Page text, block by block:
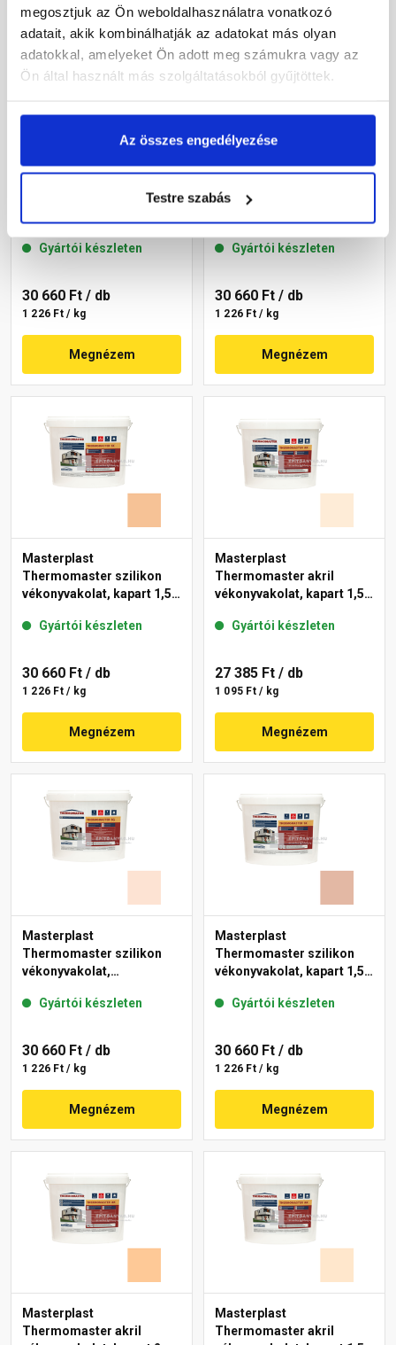
megosztjuk az Ön weboldalhasználatra vonatkozó
adatait, akik kombinálhatják az adatokat más olyan
adatokkal, amelyeket Ön adott meg számukra vagy az
Ön által használt más szolgáltatásokból gyűjtöttek.
Az összes engedélyezése
Testre szabás
Thermomaster szilikon
mm 64-C 25 kg
Gyártói készleten
30 660 Ft / db
1 226 Ft / kg
Megnézem
Thermomaster szilikon
mm 19-F 25 kg
Gyártói készleten
30 660 Ft / db
1 226 Ft / kg
Megnézem
Masterplast
Thermomaster szilikon
vékonyvakolat, kapart 1,5
Gyártói készleten
30 660 Ft / db
1 226 Ft / kg
Megnézem
Masterplast
Thermomaster akril
vékonyvakolat, kapart 1,5
Gyártói készleten
27 385 Ft / db
1 095 Ft / kg
Megnézem
Masterplast
Thermomaster szilikon
vékonyvakolat,
15-F 25 kg
Gyártói készleten
30 660 Ft / db
1 226 Ft / kg
Megnézem
Masterplast
Thermomaster szilikon
vékonyvakolat, kapart 1,5
Gyártói készleten
30 660 Ft / db
1 226 Ft / kg
Megnézem
Masterplast
Thermomaster akril
Masterplast
Thermomaster akril